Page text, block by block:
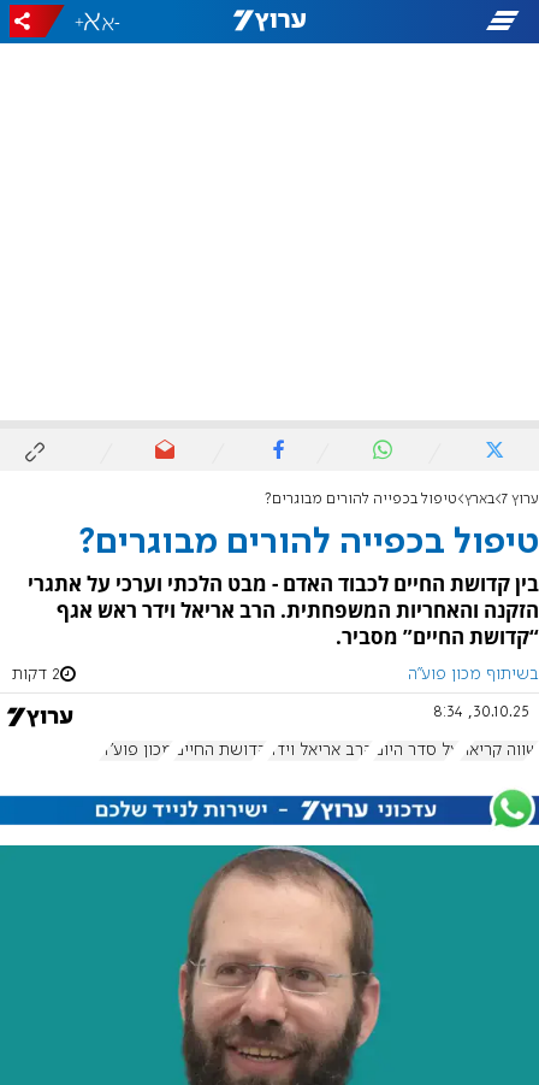
-
+
ערוץ 7 בארץ טיפול בכפייה להורים מבוגרים?
טיפול בכפייה להורים מבוגרים?
בין קדושת החיים לכבוד האדם - מבט הלכתי וערכי על אתגרי
הזקנה והאחריות המשפחתית. הרב אריאל וידר ראש אגף
“קדושת החיים” מסביר.
בשיתוף מכון פוע''ה 2 דקות
30.10.25, 8:34
שווה קריאה על סדר היום הרב אריאל וידר קדושת החיים מכון פוע"ה